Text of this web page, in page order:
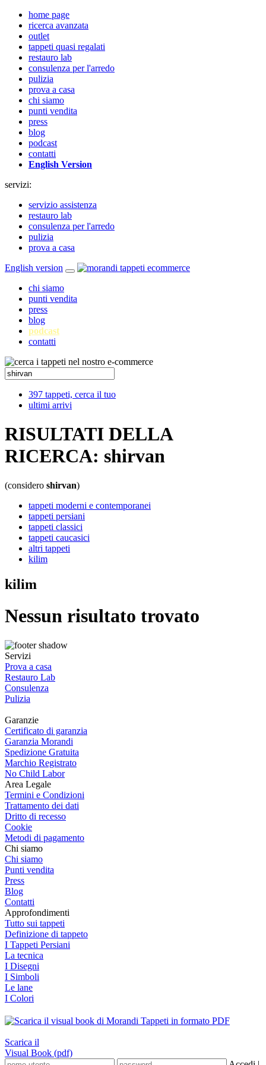
home page
ricerca avanzata
outlet
tappeti quasi regalati
restauro lab
consulenza per l'arredo
pulizia
prova a casa
chi siamo
punti vendita
press
blog
podcast
contatti
English Version
servizi:
servizio assistenza
restauro lab
consulenza per l'arredo
pulizia
prova a casa
English version
chi siamo
punti vendita
press
blog
podcast
contatti
397 tappeti, cerca il tuo
ultimi arrivi
RISULTATI DELLA
RICERCA: shirvan
(considero shirvan)
tappeti moderni e contemporanei
tappeti persiani
tappeti classici
tappeti caucasici
altri tappeti
kilim
kilim
Nessun risultato trovato
Servizi
Prova a casa
Restauro Lab
Consulenza
Pulizia
Garanzie
Certificato di garanzia
Garanzia Morandi
Spedizione Gratuita
Marchio Registrato
No Child Labor
Area Legale
Termini e Condizioni
Trattamento dei dati
Dritto di recesso
Cookie
Metodi di pagamento
Chi siamo
Chi siamo
Punti vendita
Press
Blog
Contatti
Approfondimenti
Tutto sui tappeti
Definizione di tappeto
I Tappeti Persiani
La tecnica
I Disegni
I Simboli
Le lane
I Colori
Scarica il
Visual Book (pdf)